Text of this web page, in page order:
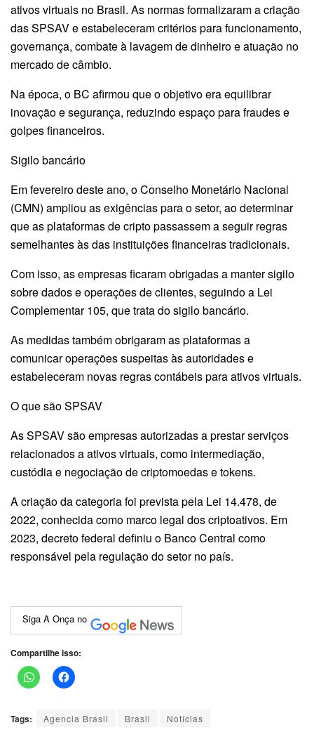
ativos virtuais no Brasil. As normas formalizaram a criação
das SPSAV e estabeleceram critérios para funcionamento,
governança, combate à lavagem de dinheiro e atuação no
mercado de câmbio.
Na época, o BC afirmou que o objetivo era equilibrar
inovação e segurança, reduzindo espaço para fraudes e
golpes financeiros.
Sigilo bancário
Em fevereiro deste ano, o Conselho Monetário Nacional
(CMN) ampliou as exigências para o setor, ao determinar
que as plataformas de cripto passassem a seguir regras
semelhantes às das instituições financeiras tradicionais.
Com isso, as empresas ficaram obrigadas a manter sigilo
sobre dados e operações de clientes, seguindo a Lei
Complementar 105, que trata do sigilo bancário.
As medidas também obrigaram as plataformas a
comunicar operações suspeitas às autoridades e
estabeleceram novas regras contábeis para ativos virtuais.
O que são SPSAV
As SPSAV são empresas autorizadas a prestar serviços
relacionados a ativos virtuais, como intermediação,
custódia e negociação de criptomoedas e tokens.
A criação da categoria foi prevista pela Lei 14.478, de
2022, conhecida como marco legal dos criptoativos. Em
2023, decreto federal definiu o Banco Central como
responsável pela regulação do setor no país.
Siga A Onça no
Compartilhe isso:
Tags: Agencia Brasil Brasil Notícias